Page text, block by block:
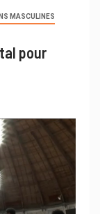
MASCULINES
pour